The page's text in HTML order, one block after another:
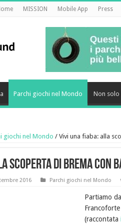
MISSION Mobile App Press
Parchi giochi nel Mondo Non solo
giochi nel Mondo / Vivi una fiaba: alla
scoperta di Brema con
2016 Parchi giochi nel Mondo
Partiamo da
Francoforte
(raccontata